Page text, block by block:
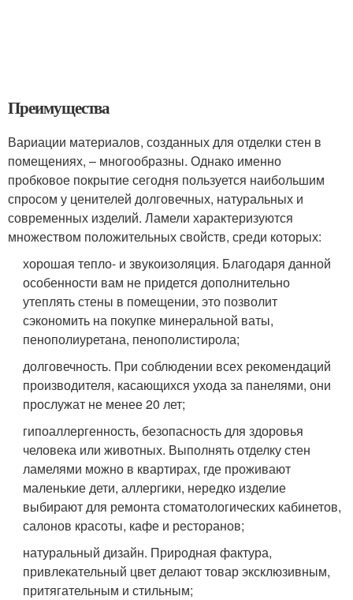
Преимущества
Вариации материалов, созданных для отделки стен в
помещениях, – многообразны. Однако именно
пробковое покрытие сегодня пользуется наибольшим
спросом у ценителей долговечных, натуральных и
современных изделий. Ламели характеризуются
множеством положительных свойств, среди которых:
хорошая тепло- и звукоизоляция. Благодаря данной
особенности вам не придется дополнительно
утеплять стены в помещении, это позволит
сэкономить на покупке минеральной ваты,
пенополиуретана, пенополистирола;
долговечность. При соблюдении всех рекомендаций
производителя, касающихся ухода за панелями, они
прослужат не менее 20 лет;
гипоаллергенность, безопасность для здоровья
человека или животных. Выполнять отделку стен
ламелями можно в квартирах, где проживают
маленькие дети, аллергики, нередко изделие
выбирают для ремонта стоматологических кабинетов,
салонов красоты, кафе и ресторанов;
натуральный дизайн. Природная фактура,
привлекательный цвет делают товар эксклюзивным,
притягательным и стильным;